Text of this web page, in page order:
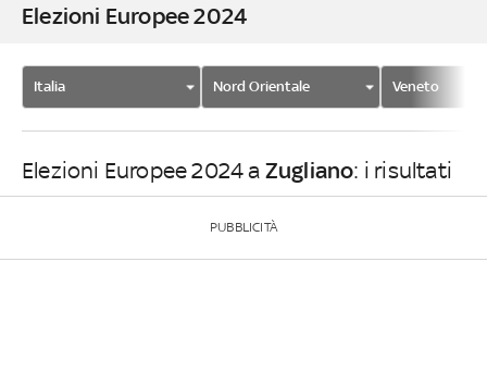
Elezioni Europee 2024
Italia Nord Orientale Veneto
Elezioni Europee 2024 a Zugliano: i risultati
PUBBLICITÀ